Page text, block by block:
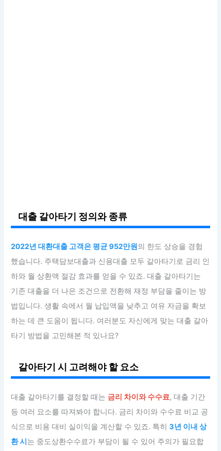
대출 갈아타기 정의와 종류
2022년 대환대출 고객은 평균 952만원의 한도 상승을 경험
했습니다. 주택담보대출과 신용대출 모두 갈아타기로 금리 인
하와 월 상환액 절감 효과를 얻을 수 있죠. 대출 갈아타기는
기존 대출을 더 나은 조건으로 전환해 재정 부담을 줄이는 방
법입니다. 생활 속에서 월 납입액을 낮추고 여유 자금을 확보
하는 데 큰 도움이 됩니다. 여러분도 자신에게 맞는 대출 갈아
타기 방법을 고민해본 적 있나요?
갈아타기 시 고려해야 할 요소
대출 갈아타기를 결정할 때는 금리 차이와 수수료, 대출 기간
등 여러 요소를 따져봐야 합니다. 금리 차이와 수수료 비교 공
식으로 비용 대비 실이익을 계산할 수 있죠. 특히3년 이내 상
환 시는 중도상환수수료가 부담이 될 수 있어 주의가 필요합